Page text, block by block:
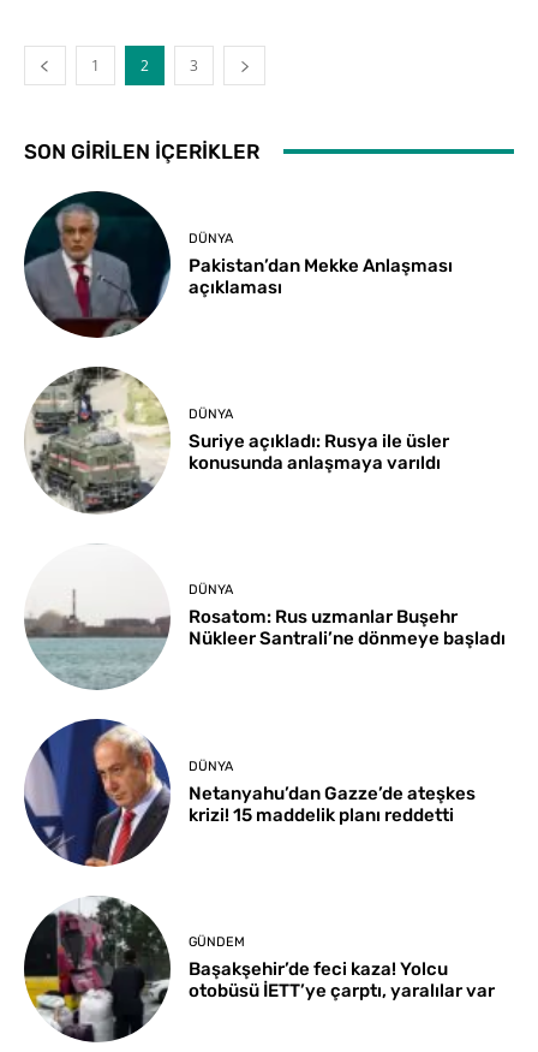
1 2 3
SON GIRILEN İÇERIKLER
DÜNYA
Pakistan’dan Mekke Anlaşması
açıklaması
DÜNYA
Suriye açıkladı: Rusya ile üsler
konusunda anlaşmaya varıldı
DÜNYA
Rosatom: Rus uzmanlar Buşehr
Nükleer Santrali’ne dönmeye başladı
DÜNYA
Netanyahu’dan Gazze’de ateşkes
krizi! 15 maddelik planı reddetti
GÜNDEM
Başakşehir’de feci kaza! Yolcu
otobüsü İETT’ye çarptı, yaralılar var